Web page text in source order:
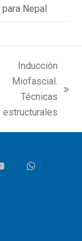
Nepal
Inducción
Miofascial.
Técnicas
estructurales
Whatsapp